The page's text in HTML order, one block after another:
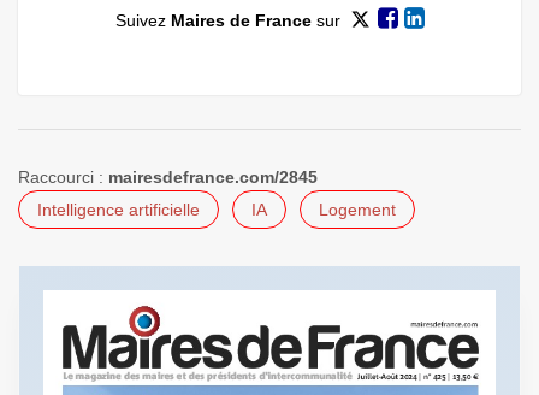
Suivez Maires de Francesur
Raccourci : mairesdefrance.com/2845
Intelligence artificielle
IA Logement